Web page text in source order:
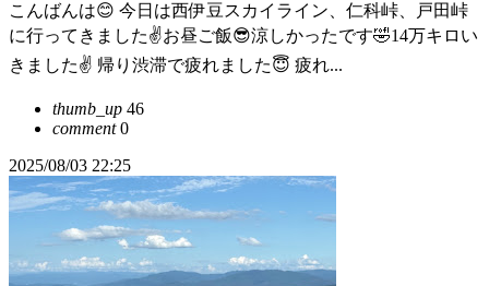
こんばんは😊 今日は西伊豆スカイライン、仁科峠、戸田峠
に行ってきました✌️お昼ご飯😎涼しかったです🤣14万キロい
きました✌️ 帰り渋滞で疲れました😇 疲れ...
thumb_up 46
comment0
2025/08/03 22:25